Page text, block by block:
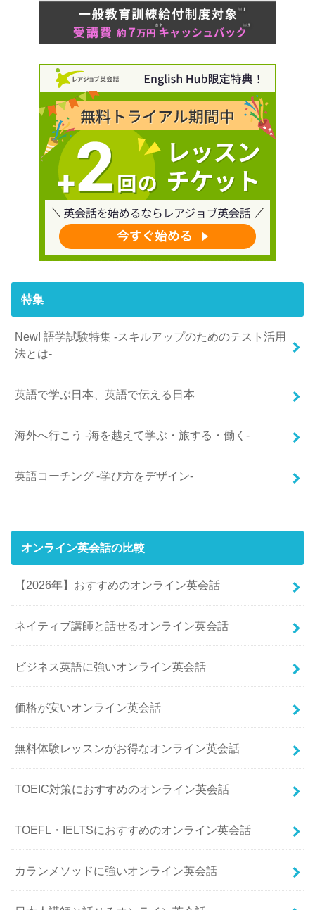
特集
New! 語学試験特集 -スキルアップのためのテスト活用
法とは-
英語で学ぶ日本、英語で伝える日本
海外へ行こう -海を越えて学ぶ・旅する・働く-
英語コーチング -学び方をデザイン-
オンライン英会話の比較
【2026年】おすすめのオンライン英会話
ネイティブ講師と話せるオンライン英会話
ビジネス英語に強いオンライン英会話
価格が安いオンライン英会話
無料体験レッスンがお得なオンライン英会話
TOEIC対策におすすめのオンライン英会話
TOEFL・IELTSにおすすめのオンライン英会話
カランメソッドに強いオンライン英会話